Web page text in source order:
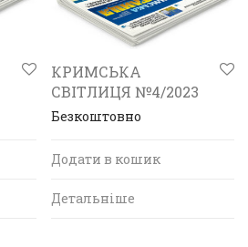
КРИМСЬКА
СВІТЛИЦЯ №4/2023
Безкоштовно
Додати в кошик
Детальніше